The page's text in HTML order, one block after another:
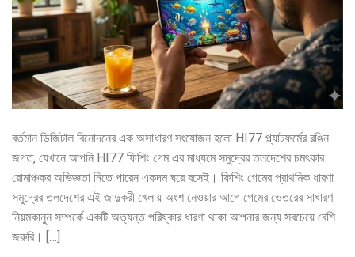
বর্তমান ডিজিটাল বিনোদনের এক অসাধারণ সংযোজন হলো HI77 প্ল্যাটফর্মের রঙিন
জগত, যেখানে আপনি HI77 ফিশিং গেম এর মাধ্যমে সমুদ্রের তলদেশের চমৎকার
রোমাঞ্চকর অভিজ্ঞতা নিতে পারেন একদম ঘরে বসেই। ফিশিং গেমের প্রাথমিক ধারণা
সমুদ্রের তলদেশের এই জাদুকরী খেলায় অংশ নেওয়ার আগে গেমের ভেতরের সাধারণ
নিয়মকানুন সম্পর্কে একটি অত্যন্ত পরিষ্কার ধারণা থাকা আপনার জন্য সবচেয়ে বেশি
জরুরি। […]